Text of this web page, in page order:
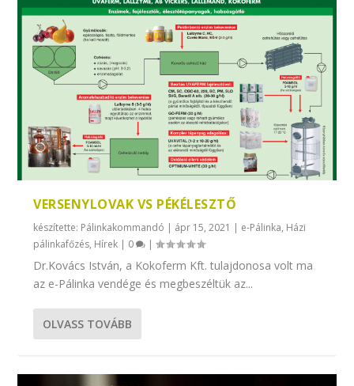
VERSENYLOVAK VS PÉKÉLESZTŐ
készítette: Pálinkakommandó | ápr 15, 2021 | e-Pálinka, Házi
pálinkafőzés, Hírek | 0 |
Dr.Kovács István, a Kokoferm Kft. tulajdonosa volt ma
az e-Pálinka vendége és megbeszéltük az...
OLVASS TOVÁBB